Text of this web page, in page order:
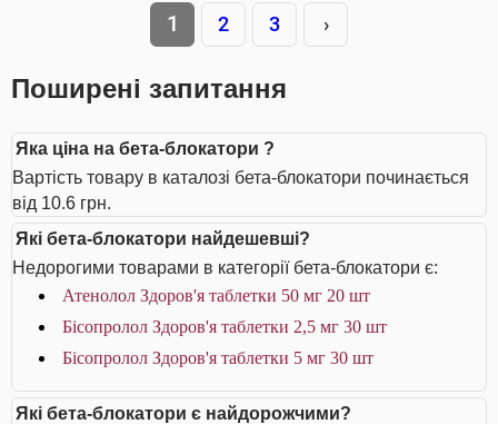
1 2 3 ›
Поширені запитання
Яка ціна на бета-блокатори ?
Вартість товару в каталозі бета-блокатори починається
від 10.6 грн.
Які бета-блокатори найдешевші?
Недорогими товарами в категорії бета-блокатори є:
Атенолол Здоров'я таблетки 50 мг 20 шт
Бісопролол Здоров'я таблетки 2,5 мг 30 шт
Бісопролол Здоров'я таблетки 5 мг 30 шт
Які бета-блокатори є найдорожчими?